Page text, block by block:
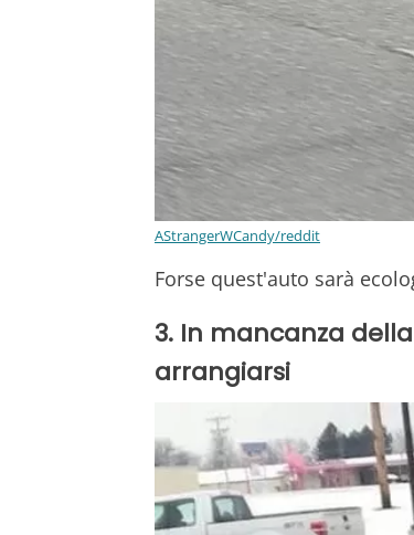
AStrangerWCandy/reddit
Forse quest'auto sarà
3. In mancanza
arrangiarsi